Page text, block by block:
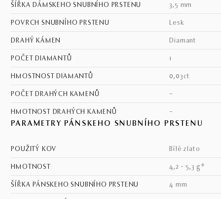
ŠÍŘKA DÁMSKEHO SNUBNÍHO PRSTENU 3,5 mm
POVRCH SNUBNÍHO PRSTENU lesk
DRAHÝ KÁMEN Diamant
POČET DIAMANTŮ 1
HMOSTNOST DIAMANTŮ 0,03ct
POČET DRAHÝCH KAMENŮ –
HMOTNOST DRAHÝCH KAMENŮ –
PARAMETRY PÁNSKEHO SNUBNÍHO PRSTENU
POUŽITÝ KOV bílé zlato
HMOTNOST 4,2 - 5,3 g*
ŠÍŘKA PÁNSKEHO SNUBNÍHO PRSTENU 4 mm